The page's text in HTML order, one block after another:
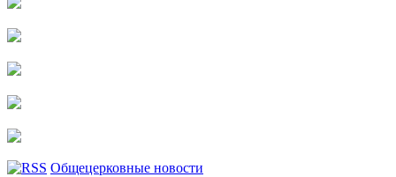
Общецерковные новости